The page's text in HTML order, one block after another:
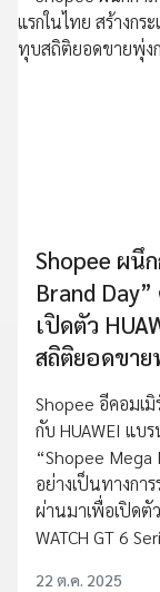
Shopee ผนึ
Brand
เปิดตัว
สถิติยอดขาย
Shopee อีคอมเ
กับ HUAWEI แบ
“Shopee Mega
อย่างเป็นทางกา
ผ่านมาเพื่อเปิดตั
WATCH GT 6
22 ต.ค. 2025